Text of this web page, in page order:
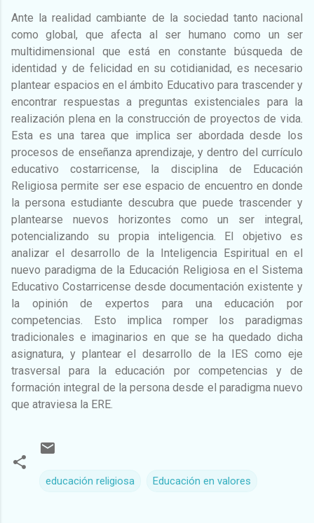
Ante la realidad cambiante de la sociedad tanto nacional
como global, que afecta al ser humano como un ser
multidimensional que está en constante búsqueda de
identidad y de felicidad en su cotidianidad, es necesario
plantear espacios en el ámbito Educativo para trascender y
encontrar respuestas a preguntas existenciales para la
realización plena en la construcción de proyectos de vida.
Esta es una tarea que implica ser abordada desde los
procesos de enseñanza aprendizaje, y dentro del currículo
educativo costarricense, la disciplina de Educación
Religiosa permite ser ese espacio de encuentro en donde
la persona estudiante descubra que puede trascender y
plantearse nuevos horizontes como un ser integral,
potencializando su propia inteligencia. El objetivo es
analizar el desarrollo de la Inteligencia Espiritual en el
nuevo paradigma de la Educación Religiosa en el Sistema
Educativo Costarricense desde documentación existente y
la opinión de expertos para una educación por
competencias. Esto implica romper los paradigmas
tradicionales e imaginarios en que se ha quedado dicha
asignatura, y plantear el desarrollo de la IES como eje
trasversal para la educación por competencias y de
formación integral de la persona desde el paradigma nuevo
que atraviesa la ERE.
educación religiosa Educación en valores